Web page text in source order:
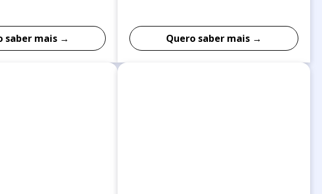
saber mais → Quero saber mais →